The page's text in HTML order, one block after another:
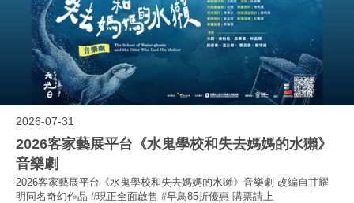
2026-07-31
2026客家藝展平台《水鬼學校和失去媽媽的水獺》
音樂劇
2026客家藝展平台《水鬼學校和失去媽媽的水獺》音樂劇 改編自甘耀
明同名奇幻作品 #現正全面啟售 #早鳥85折優惠 購票請上